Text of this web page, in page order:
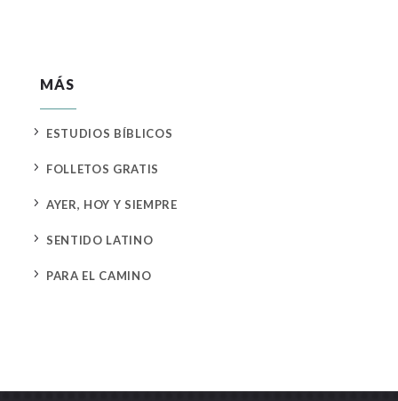
MÁS
5 ESTUDIOS BÍBLICOS
5 FOLLETOS GRATIS
5 AYER, HOY Y SIEMPRE
5 SENTIDO LATINO
5 PARA EL CAMINO